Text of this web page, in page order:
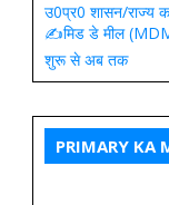
उ0प्र0 शासन/राज्य
✍️मिड डे मील
शुरू से अब तक
PRIMARY KA